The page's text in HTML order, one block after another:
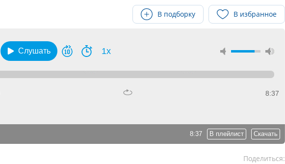
В подборку В избранное
Слушать 1x
8:37
8:37 В плейлист Скачать
Поделиться: